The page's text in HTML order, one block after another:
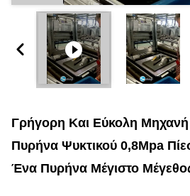
Γρήγορη Και Εύκολη
Πυρήνα Ψυκτικού 0,8Mpa
Ένα Πυρήνα Μέγιστο